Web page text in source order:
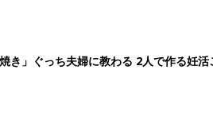
き」ぐっち夫婦に教わる 2人で作る妊